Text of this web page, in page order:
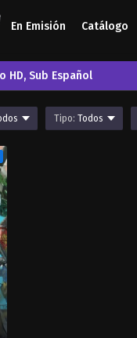
En Emisión Catálogo
HD, Sub Español
Tipo: Todos